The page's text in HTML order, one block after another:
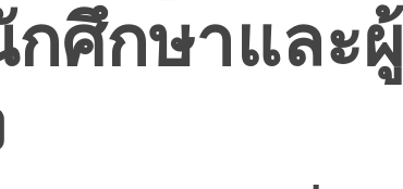
ศึกษาและผู้